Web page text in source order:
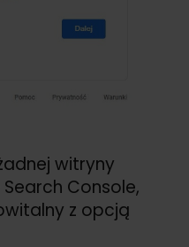
witryny
Console,
z opcją